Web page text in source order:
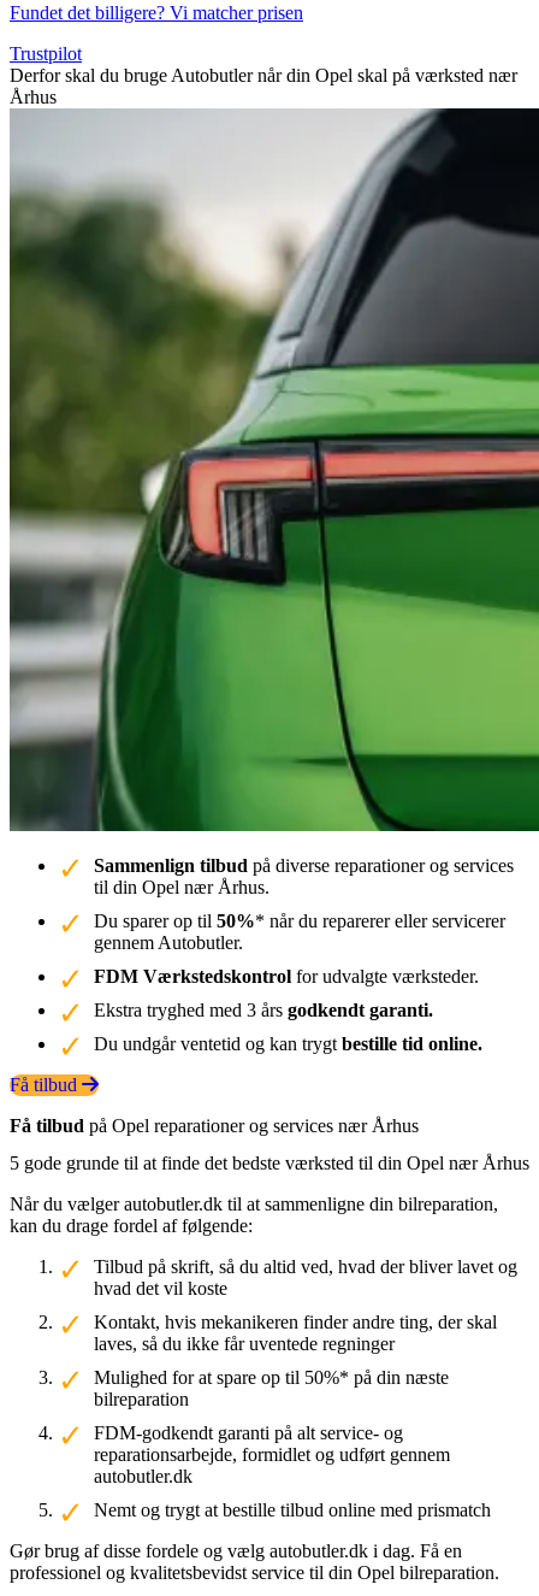
Fundet det billigere? Vi matcher prisen
Trustpilot
Derfor skal du bruge Autobutler når din Opel skal på værksted nær
Århus
Sammenlign tilbud på diverse reparationer og services
til din Opel nær Århus.
Du sparer op til 50%* når du reparerer eller servicerer
gennem Autobutler.
FDM Værkstedskontrol for udvalgte værksteder.
Ekstra tryghed med 3 års godkendt garanti.
Du undgår ventetid og kan trygt bestille tid online.
Få tilbud
Få tilbud på Opel reparationer og services nær Århus
5 gode grunde til at finde det bedste værksted til din Opel nær Århus
Når du vælger autobutler.dk til at sammenligne din bilreparation,
kan du drage fordel af følgende:
Tilbud på skrift, så du altid ved, hvad der bliver lavet og
hvad det vil koste
Kontakt, hvis mekanikeren finder andre ting, der skal
laves, så du ikke får uventede regninger
Mulighed for at spare op til 50%* på din næste
bilreparation
FDM-godkendt garanti på alt service- og
reparationsarbejde, formidlet og udført gennem
autobutler.dk
Nemt og trygt at bestille tilbud online med prismatch
Gør brug af disse fordele og vælg autobutler.dk i dag. Få en
professionel og kvalitetsbevidst service til din Opel bilreparation.